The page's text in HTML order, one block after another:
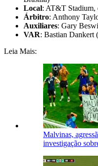
Local: AT&T Stadium,
Árbitro: Anthony
Auxiliares: Gary
VAR: Bastian Dankert
Leia Mais:
Malvinas,
investigação